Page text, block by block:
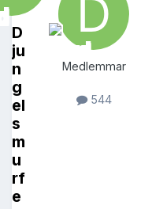
D
ju
n
g
el
s
m
u
rf
e
Medlemmar
544